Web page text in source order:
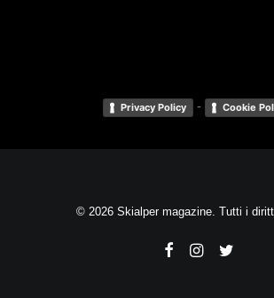
Privacy Policy - Cookie
© 2026 Skialper magazine. Tutti i